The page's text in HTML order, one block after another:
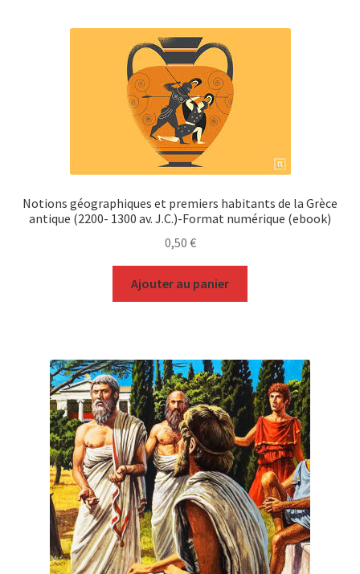
Notions géographiques et premiers habitants de la Grèce
antique (2200- 1300 av. J.C.)-Format numérique (ebook)
0,50 €
Ajouter au panier